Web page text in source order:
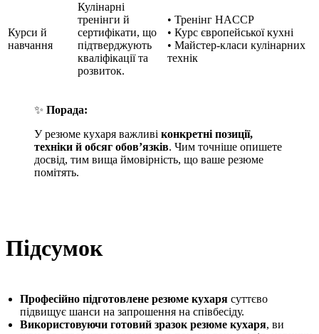
Курси й
навчання
Кулінарні
тренінги й
сертифікати, що
підтверджують
кваліфікації та
розвиток.
• Тренінг HACCP
• Курс європейської кухні
• Майстер-класи кулінарних
технік
✨ Порада:
У резюме кухаря важливі конкретні позиції,
техніки й обсяг обов’язків. Чим точніше опишете
досвід, тим вища ймовірність, що ваше резюме
помітять.
Підсумок
Професійно підготовлене резюме кухаря суттєво
підвищує шанси на запрошення на співбесіду.
Використовуючи готовий зразок резюме кухаря, ви